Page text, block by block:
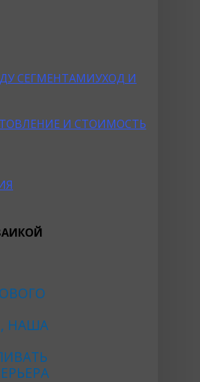
СЕГМЕНТАМИУХОД И
И СТОИМОСТЬ
НАША